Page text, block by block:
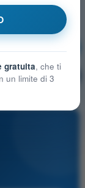
gratuita, che ti
un limite di 3